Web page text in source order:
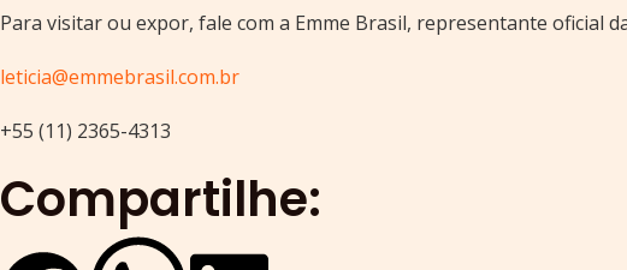
Para visitar ou expor, fale com a Emme Brasil, representante oficial
leticia@emmebrasil.com.br
+55 (11) 2365-4313
Compartilhe: